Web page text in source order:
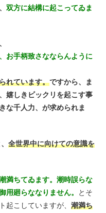
双方に結構に起こってゐま
お手柄致さなならんように
れています。ですから、ま
嬉しきビックリを起こす事
な千人力、が求められま
全世界中に向けての意識を
満ちてゐます。潮時誤らな
用廻らななりません。
とそ
起こしていますが、 潮満ち